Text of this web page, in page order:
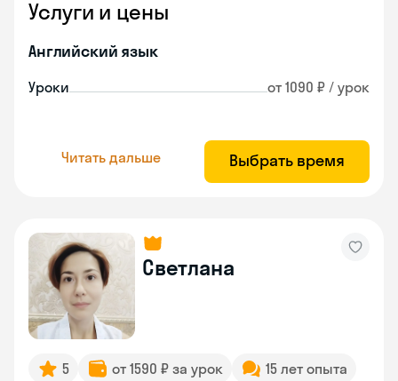
Услуги и цены
Английский язык
Уроки от 1090 ₽ / урок
Читать дальше Выбрать время
Светлана
5 от 1590 ₽ за урок
15 лет опыта